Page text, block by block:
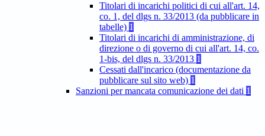
Titolari di incarichi politici di cui all'art. 14,
co. 1, del dlgs n. 33/2013 (da pubblicare in
tabelle) 1
Titolari di incarichi di amministrazione, di
direzione o di governo di cui all'art. 14, co.
1-bis, del dlgs n. 33/2013 1
Cessati dall'incarico (documentazione da
pubblicare sul sito web) 1
Sanzioni per mancata comunicazione dei dati 1